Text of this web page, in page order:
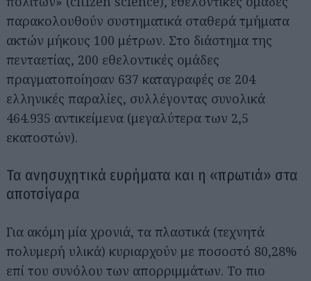
παρακολουθούν συστηματικά σταθερά τμήματα
ακτών μήκους 100 μέτρων. Στο διάστημα της
πενταετίας, 200 εθελοντικές ομάδες
πραγματοποίησαν 637 καταγραφές σε 204
ελληνικές παραλίες, συλλέγοντας συνολικά
464.935 αντικείμενα (μεγαλύτερα των 2,5
εκατοστών).
Τα ανησυχητικά ευρήματα και η «πρωτιά» στα
αποτσίγαρα
Για ακόμη μία χρονιά, τα πλαστικά (τεχνητά
πολυμερή υλικά) κυριαρχούν με ποσοστό 80,28%
επί του συνόλου των απορριμμάτων. Το πιο